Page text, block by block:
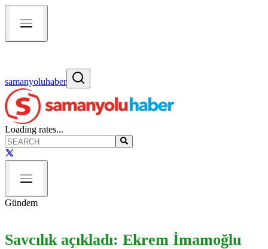
samanyoluhaber
Loading rates...
Gündem
Savcılık açıkladı: Ekrem İmamoğlu